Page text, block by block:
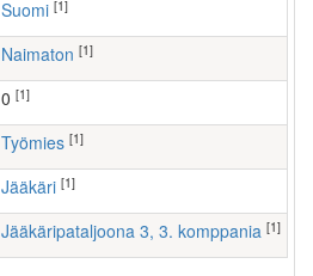
Suomi [1]
Naimaton [1]
[1]
työmies [1]
Jääkäri [1]
Jääkäripataljoona 3, 3. komppania [1]